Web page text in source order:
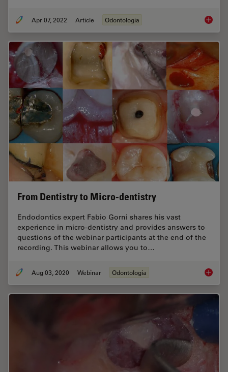
Apr 07, 2022 Article Odontologia
From Dentistry to Micro-dentistry
Endodontics expert Fabio Gorni shares his vast
experience in micro-dentistry and provides answers to
questions of the webinar participants at the end of the
recording. This webinar allows you to…
Aug 03, 2020 Webinar Odontologia From